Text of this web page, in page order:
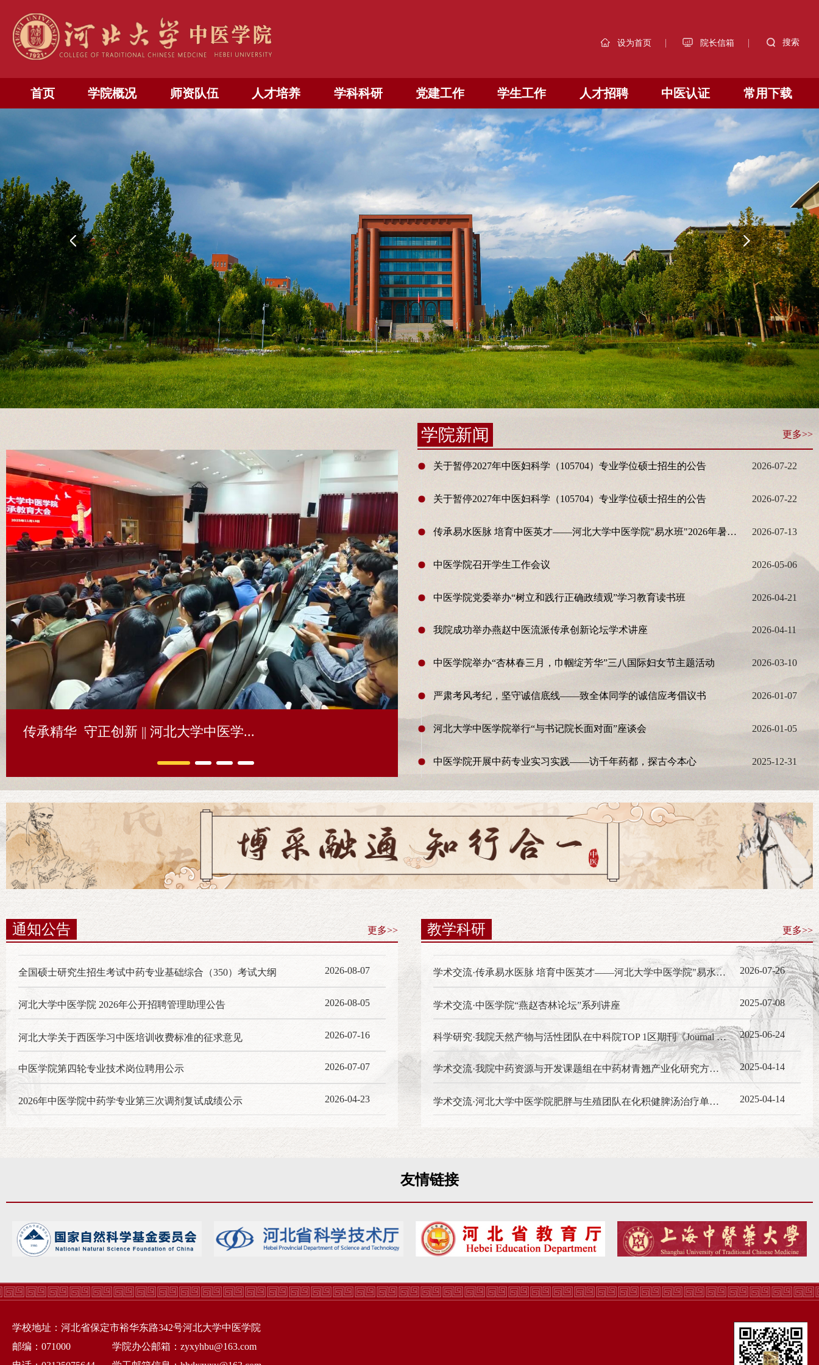
设为首页 | 院长信箱 | 搜索
首页 学院概况 师资队伍 人才培养 学科科研 党建工作 学生工作 人才招聘 中医认证 常用下载
更多>>
学院新闻
传承精华 守正创新 || 河北大学中医学... 河北大学中医学院易水班正式开班
关于暂停2027年中医妇科学（105704）专业学位硕士招生的公告 2026-07-22
关于暂停2027年中医妇科学（105704）专业学位硕士招生的公告 2026-07-22
2026-07-13
中医学院召开学生工作会议 2026-05-06
中医学院党委举办“树立和践行正确政绩观”学习教育读书班 2026-04-21
我院成功举办燕赵中医流派传承创新论坛学术讲座 2026-04-11
中医学院举办“杏林春三月，巾帼绽芳华”三八国际妇女节主题活动 2026-03-10
严肃考风考纪，坚守诚信底线——致全体同学的诚信应考倡议书 2026-01-07
河北大学中医学院举行“与书记院长面对面”座谈会 2026-01-05
中医学院开展中药专业实习实践——访千年药都，探古今本心 2025-12-31
更多>>
通知公告
全国硕士研究生招生考试中药专业基础综合（350）考试大纲 2026-08-07
河北大学中医学院 2026年公开招聘管理助理公告 2026-08-05
河北大学关于西医学习中医培训收费标准的征求意见 2026-07-16
中医学院第四轮专业技术岗位聘用公示 2026-07-07
2026年中医学院中药学专业第三次调剂复试成绩公示 2026-04-23
更多>>
教学科研
学术交流·传承易水医脉 培育中医英才——河北大学中医学院"易水班"2026年暑期易水医学研修班圆满举办 2026-07-26
学术交流·中医学院“燕赵杏林论坛”系列讲座 2025-07-08
科学研究·我院天然产物与活性团队在中科院TOP 1区期刊《Journal of Future Foods》发表论文——多糖基薄膜制备、特性和应用综述 2025-06-24
学术交流·我院中药资源与开发课题组在中药材青翘产业化研究方面取得重要进展 2025-04-14
2025-04-14
友情链接
学校地址：河北省保定市裕华东路342号河北大学中医学院
邮编：071000 学院办公邮箱：zyxyhbu@163.com